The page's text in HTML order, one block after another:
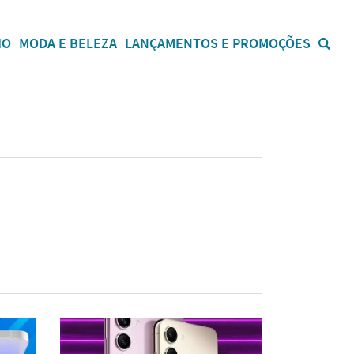
MODA E BELEZA LANÇAMENTOS E PROMOÇÕES